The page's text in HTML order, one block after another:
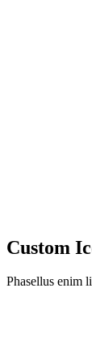
Custom
Phasellus enim